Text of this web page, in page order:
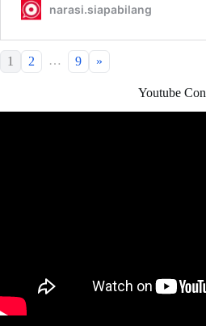
1 2 … 9 »
Youtube